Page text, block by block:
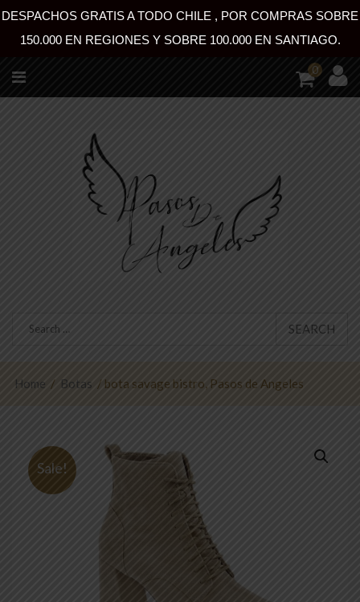
DESPACHOS GRATIS A TODO CHILE , POR COMPRAS SOBRE
150.000 EN REGIONES Y SOBRE 100.000 EN SANTIAGO.
0
SEARCH
Home / Botas / bota savage bistro, Pasos de Angeles
Sale!